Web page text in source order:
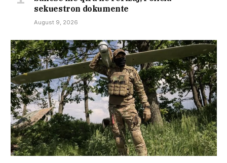
sekuestron dokumente
August 9, 2026